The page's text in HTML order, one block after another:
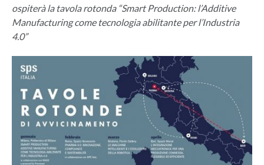
ospiterà la tavola rotonda “Smart Production: l’Additive
Manufacturing come tecnologia abilitante per l’Industria
4.0”